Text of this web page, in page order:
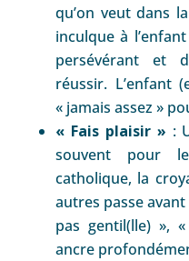
qu’on veut dans
inculque à
persévérant et
réussir. L’enfant
« jamais assez »
« Fais plaisir » :
souvent pour
catholique, la
autres passe avant
pas gentil(lle) »,
ancre